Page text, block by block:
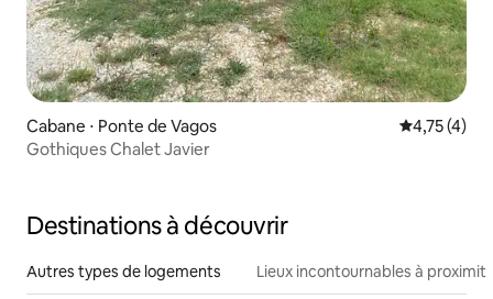
Cabane ⋅ Ponte de Vagos Évaluation
4,75 (4)
Gothiques Chalet Javier
Destinations à découvrir
Autres types de logements Lieux incontournables à